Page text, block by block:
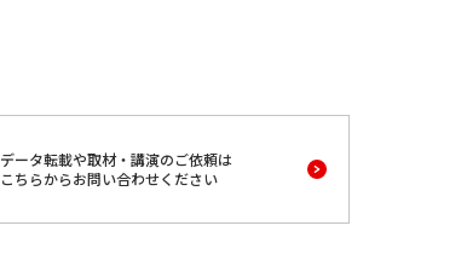
データ転載や取材・講演のご依頼は
こちらからお問い合わせください